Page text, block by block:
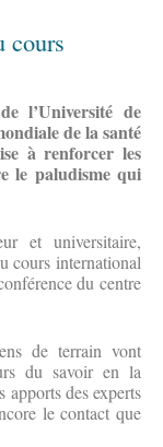
cours
l’Université de
de la santé
à renforcer les
le paludisme qui
et universitaire,
cours international
du centre
de terrain vont
du savoir en la
apports des experts
le contact que